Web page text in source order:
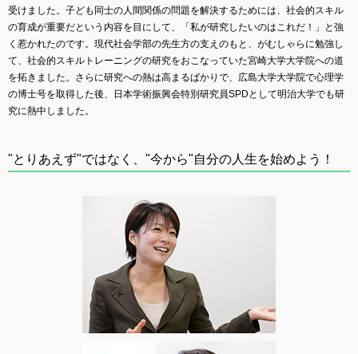
受けました。子ども同士の人間関係の問題を解決するためには、社会的スキル
の育成が重要だという内容を目にして、「私が研究したいのはこれだ！」と強
く惹かれたのです。現代社会学部の先生方の支えのもと、がむしゃらに勉強し
て、社会的スキルトレーニングの研究をおこなっていた宮崎大学大学院への道
を拓きました。さらに研究への熱は高まるばかりで、広島大学大学院で心理学
の博士号を取得した後、日本学術振興会特別研究員SPDとして明治大学でも研
究に熱中しました。
"とりあえず"ではなく、"今から"自分の人生を始めよう！